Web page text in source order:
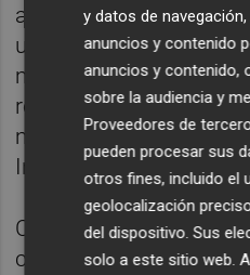
aprovechar la ocasión
una buena parte de su
más han pretendido
resto de
menos las que
Intercentros".
Con todo, USO cree
cerrar filas" con la
y datos de
anuncios y contenido
anuncios y contenido,
sobre la audiencia y
Proveedores de
pueden procesar sus
otros fines, incluido el
geolocalización
del dispositivo. Sus
solo a este sitio web.